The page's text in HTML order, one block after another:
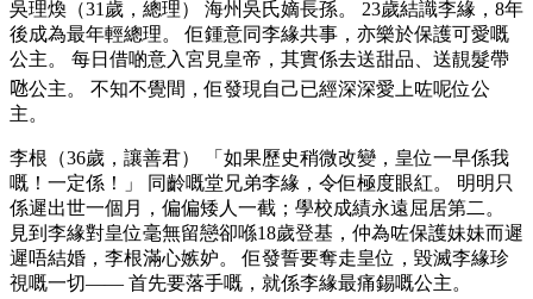
吳理煥（31歲，總理） 海州吳氏嫡長孫。 23歲結識李緣，8年
後成為最年輕總理。 佢鍾意同李緣共事，亦樂於保護可愛嘅
公主。 每日借啲意入宮見皇帝，其實係去送甜品、送靚髮帶
𠱁公主。 不知不覺間，佢發現自己已經深深愛上咗呢位公
主。
李根（36歲，讓善君） 「如果歷史稍微改變，皇位一早係我
嘅！一定係！」 同齡嘅堂兄弟李緣，令佢極度眼紅。 明明只
係遲出世一個月，偏偏矮人一截；學校成績永遠屈居第二。
見到李緣對皇位毫無留戀卻喺18歲登基，仲為咗保護妹妹而遲
遲唔結婚，李根滿心嫉妒。 佢發誓要奪走皇位，毀滅李緣珍
視嘅一切—— 首先要落手嘅，就係李緣最痛錫嘅公主。